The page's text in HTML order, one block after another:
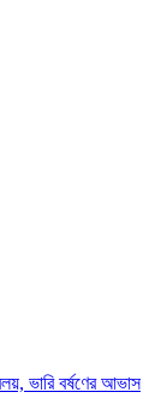
ভারি বর্ষণের আভাস